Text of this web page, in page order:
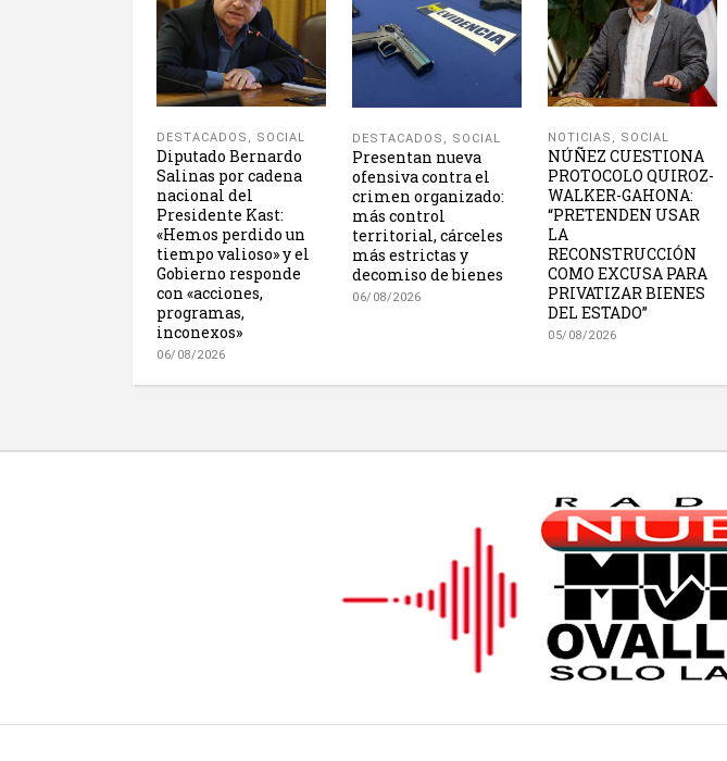
DESTACADOS , SOCIAL
Diputado Bernardo
Salinas por cadena
nacional del
Presidente Kast:
«Hemos perdido un
tiempo valioso» y el
Gobierno responde
con «acciones,
programas,
inconexos»
06/08/2026
DESTACADOS , SOCIAL
Presentan nueva
ofensiva contra el
crimen organizado:
más control
territorial, cárceles
más estrictas y
decomiso de bienes
06/08/2026
NOTICIAS , SOCIAL
NÚÑEZ CUESTIONA
PROTOCOLO QUIROZ-
WALKER-GAHONA:
“PRETENDEN USAR
LA
RECONSTRUCCIÓN
COMO EXCUSA PARA
PRIVATIZAR BIENES
DEL ESTADO”
05/08/2026